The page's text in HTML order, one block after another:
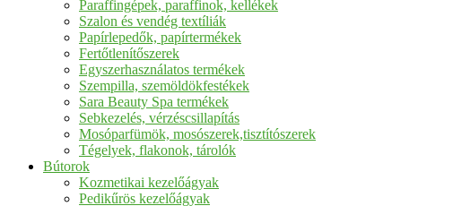
Paraffingépek, paraffinok, kellékek
Szalon és vendég textíliák
Papírlepedők, papírtermékek
Fertőtlenítőszerek
Egyszerhasználatos termékek
Szempilla, szemöldökfestékek
Sara Beauty Spa termékek
Sebkezelés, vérzéscsillapítás
Mosóparfümök, mosószerek,tisztítószerek
Tégelyek, flakonok, tárolók
Bútorok
Kozmetikai kezelőágyak
Pedikűrös kezelőágyak